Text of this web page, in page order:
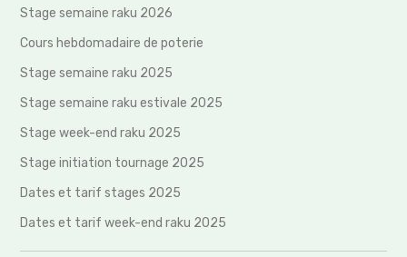
Stage semaine raku 2026
Cours hebdomadaire de poterie
Stage semaine raku 2025
Stage semaine raku estivale 2025
Stage week-end raku 2025
Stage initiation tournage 2025
Dates et tarif stages 2025
Dates et tarif week-end raku 2025